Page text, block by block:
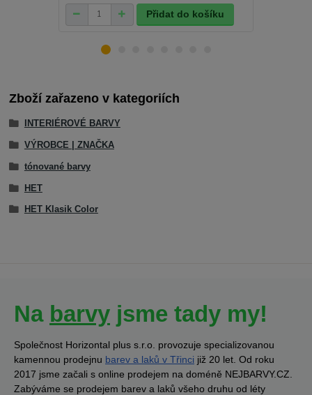
Přidat do košíku
Zboží zařazeno v kategoriích
INTERIÉROVÉ BARVY
VÝROBCE | ZNAČKA
tónované barvy
HET
HET Klasik Color
Na barvy jsme tady my!
Společnost Horizontal plus s.r.o. provozuje specializovanou
kamennou prodejnu barev a laků v Třinci již 20 let. Od roku
2017 jsme začali s online prodejem na doméně NEJBARVY.CZ.
Zabýváme se prodejem barev a laků všeho druhu od léty